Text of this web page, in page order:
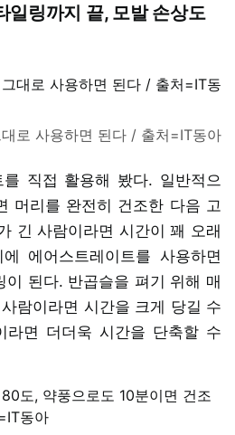
일링까지 끝, 모발 손상도
로 사용하면 된다 / 출처=IT동아
를 직접 활용해 봤다. 일반적으
머리를 완전히 건조한 다음 고
긴 사람이라면 시간이 꽤 오래
에어스트레이트를 사용하면
이 된다. 반곱슬을 펴기 위해 매
람이라면 시간을 크게 당길 수
라면 더더욱 시간을 단축할 수